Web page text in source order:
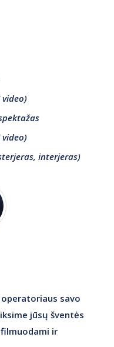
interjeras)
savo
jūsų šventės
ir